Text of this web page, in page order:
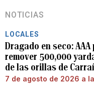
NOTICIAS
LOCALES
Dragado en seco:
remover 500,000
de las orillas de
7 de agosto de 2026 a